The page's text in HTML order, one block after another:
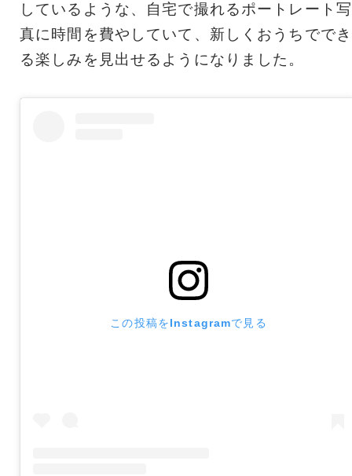
しているような、自宅で撮れるポートレート写
真に時間を費やしていて、新しくおうちででき
る楽しみを見出せるようになりました。
この投稿をInstagramで見る